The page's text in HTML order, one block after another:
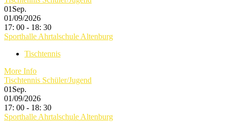
01 Sep.
01/09/2026
17: 00 - 18: 30
Sporthalle Ahrtalschule Altenburg
Tischtennis
More Info
Tischtennis Schüler/Jugend
01 Sep.
01/09/2026
17: 00 - 18: 30
Sporthalle Ahrtalschule Altenburg